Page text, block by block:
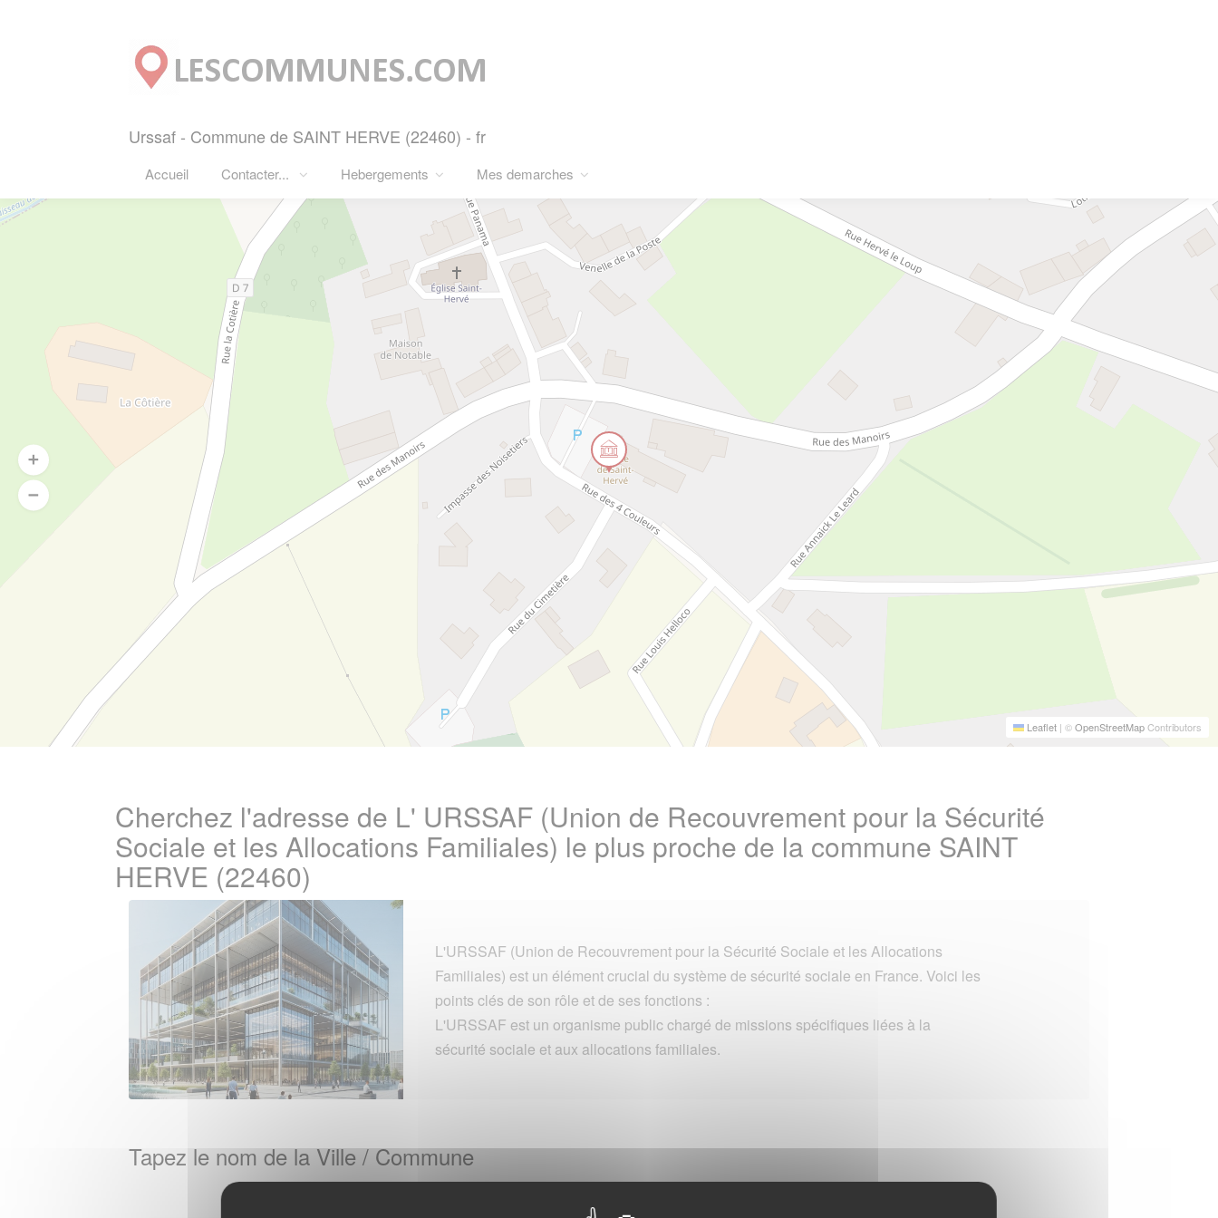
Urssaf - Commune de SAINT HERVE (22460) - fr
Accueil Contacter... Hebergements Mes demarches
Leaflet | ©OpenStreetMapContributors
Cherchez l'adresse de L' URSSAF (Union de Recouvrement pour la Sécurité
Sociale et les Allocations Familiales) le plus proche de la commune SAINT
HERVE (22460)
L'URSSAF (Union de Recouvrement pour la Sécurité Sociale et les Allocations
Familiales) est un élément crucial du système de sécurité sociale en France. Voici les
points clés de son rôle et de ses fonctions :
L'URSSAF est un organisme public chargé de missions spécifiques liées à la
sécurité sociale et aux allocations familiales.
Tapez le nom de la Ville / Commune